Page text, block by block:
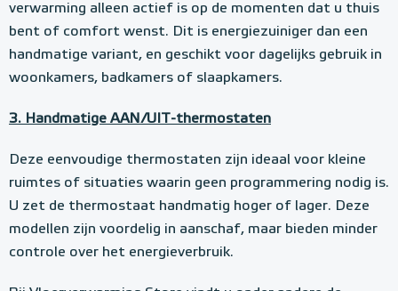
verwarming alleen actief is op de momenten dat u thuis
bent of comfort wenst. Dit is energiezuiniger dan een
handmatige variant, en geschikt voor dagelijks gebruik in
woonkamers, badkamers of slaapkamers.
3. Handmatige AAN/UIT-thermostaten
Deze eenvoudige thermostaten zijn ideaal voor kleine
ruimtes of situaties waarin geen programmering nodig is.
U zet de thermostaat handmatig hoger of lager. Deze
modellen zijn voordelig in aanschaf, maar bieden minder
controle over het energieverbruik.